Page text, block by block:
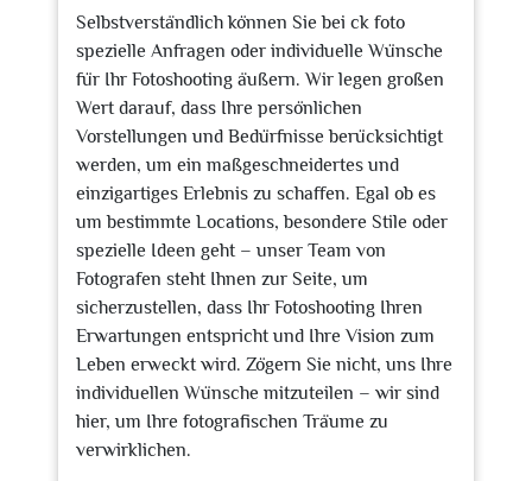
Selbstverständlich können Sie bei ck foto
spezielle Anfragen oder individuelle Wünsche
für Ihr Fotoshooting äußern. Wir legen großen
Wert darauf, dass Ihre persönlichen
Vorstellungen und Bedürfnisse berücksichtigt
werden, um ein maßgeschneidertes und
einzigartiges Erlebnis zu schaffen. Egal ob es
um bestimmte Locations, besondere Stile oder
spezielle Ideen geht – unser Team von
Fotografen steht Ihnen zur Seite, um
sicherzustellen, dass Ihr Fotoshooting Ihren
Erwartungen entspricht und Ihre Vision zum
Leben erweckt wird. Zögern Sie nicht, uns Ihre
individuellen Wünsche mitzuteilen – wir sind
hier, um Ihre fotografischen Träume zu
verwirklichen.